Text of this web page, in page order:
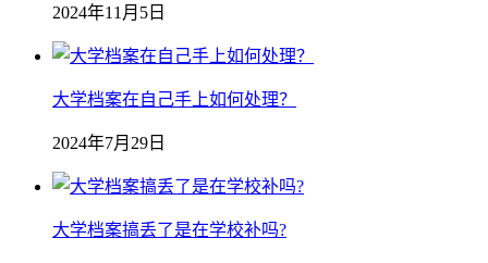
2024年11月5日
大学档案在自己手上如何处理？
2024年7月29日
大学档案搞丢了是在学校补吗?